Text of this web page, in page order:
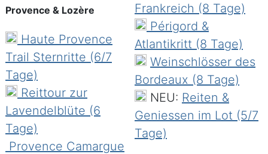
Dieser Küstenabschnitt bietet einen ca. 40
km langen Strand der nur an wenigen Stellen
touristisch erschlossen ist. Ein Grossteil der
Strecke steht unter Naturschutzgebiet ist
aber für Reiter zugänglich. Geniessen Sie
herrliche Ritte am Strand, durch duftende
Pinienwälder und über Dünen unter
Provence & Lozère
Haute Provence
Trail Sternritte (6/7
Tage)
Reittour zur
Lavendelblüte (6
Tage)
Provence Camargue
Frankreich (8 Tage)
Périgord &
Atlantikritt (8 Tage)
Weinschlösser des
Bordeaux (8 Tage)
NEU: Reiten &
Geniessen im Lot (5/7
Tage)